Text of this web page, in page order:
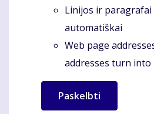
Linijos ir
automatiškai
Web page
addresses turn into